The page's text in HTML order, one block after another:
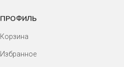
ПРОФИЛЬ
Корзина
Избранное